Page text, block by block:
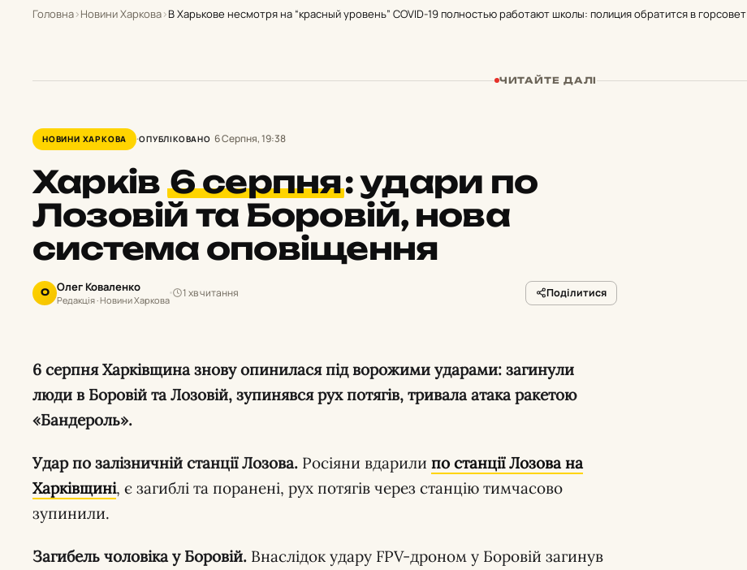
Головна›Новини Харкова›В Харькове несмотря на “красный уровень” COVID-19 полностью работают школы: полиция обратится в горсовет
ЧИТАЙТЕ ДАЛІ
НОВИНИ ХАРКОВА ОПУБЛІКОВАНО 6 Серпня, 19:38
Харків 6 серпня:удари по
Лозовій та Боровій, нова
система оповіщення
О Олег Коваленко
Редакція · Новини Харкова
1 хв читання Поділитися
6 серпня Харківщина знову опинилася під ворожими ударами: загинули
люди в Боровій та Лозовій, зупинявся рух потягів, тривала атака ракетою
«Бандероль».
Удар по залізничній станції Лозова. Росіяни вдарили по станції Лозова на
Харківщині, є загиблі та поранені, рух потягів через станцію тимчасово
зупинили.
Загибель чоловіка у Боровій. Внаслідок удару FPV-дроном у Боровій загинув